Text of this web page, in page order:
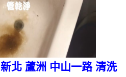
北 蘆洲 中山一路 清洗